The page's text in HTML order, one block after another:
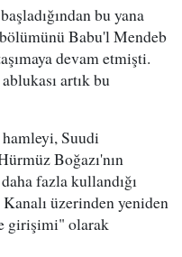
bu yana
Babu'l Mendeb
devam etmişti.
artık bu
Suudi
Boğazı'nın
fazla kullandığı
üzerinden yeniden
girişimi" olarak